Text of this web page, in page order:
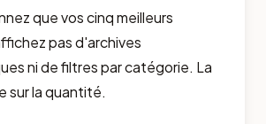
que vos cinq meilleurs
pas d'archives
ni de filtres par catégorie. La
sur la quantité.